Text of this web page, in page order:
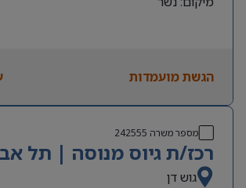
הגשת מועמדות
מספר משרה 242555
רכז/ת גיוס מנוסה | תל
גוש דן